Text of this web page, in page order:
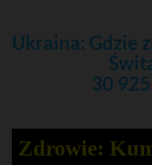
Ukraina: Gdzie
30
Zdrowie: